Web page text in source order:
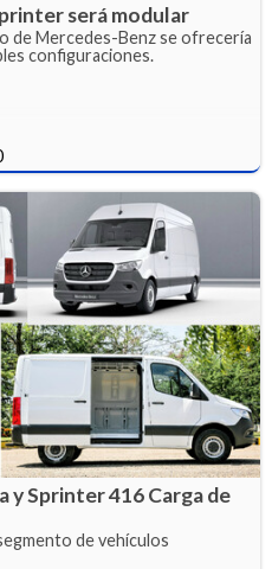
será modular
de Mercedes-Benz se ofrecería
configuraciones.
y Sprinter 416 Carga de
de vehículos